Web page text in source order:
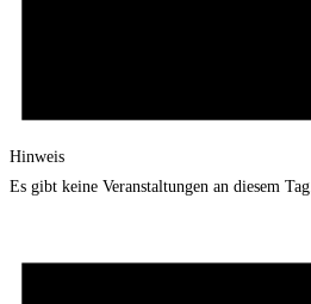
Hinweis
Es gibt keine Veranstaltungen an diesem Tag.